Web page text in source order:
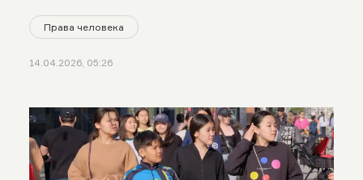
Права человека
14.04.2026, 05:26